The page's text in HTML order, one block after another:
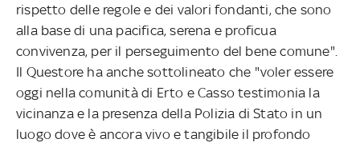
rispetto delle regole e dei valori fondanti, che sono
alla base di una pacifica, serena e proficua
convivenza, per il perseguimento del bene comune".
Il Questore ha anche sottolineato che "voler essere
oggi nella comunità di Erto e Casso testimonia la
vicinanza e la presenza della Polizia di Stato in un
luogo dove è ancora vivo e tangibile il profondo